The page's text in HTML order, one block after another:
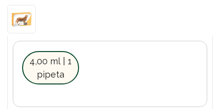
4,00 ml | 1
pipeta